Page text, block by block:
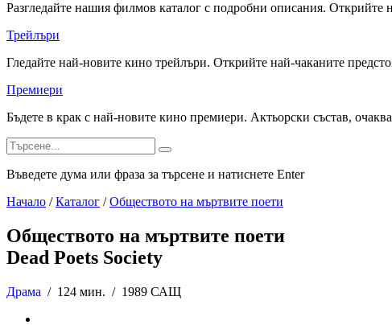
Разгледайте нашия филмов каталог с подробни описания. Открийте
Трейлъри
Гледайте най-новите кино трейлъри. Открийте най-чаканите
Премиери
Бъдете в крак с най-новите кино премиери. Актьорски състав,
Въведете дума или фраза за търсене и натиснете Enter
Начало / Каталог / Обществото на мъртвите поети
Обществото на мъртвите поети
Dead Poets Society
Драма / 124 мин. / 1989 САЩ